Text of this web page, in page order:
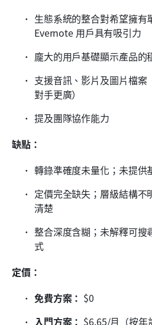
生態系統的整合對希望擁有
Evernote 用戶具有吸引力
龐大的用戶基礎顯示產品的
支援音訊、影片及圖片檔
對手更廣）
提及團隊協作能力
缺點：
轉錄準確度未量化；未提供
定價完全缺失；層級結構不
清楚
整合深度含糊；未解釋可
式
定價：
免費方案： $0
入門方案： $6.65/月（按年